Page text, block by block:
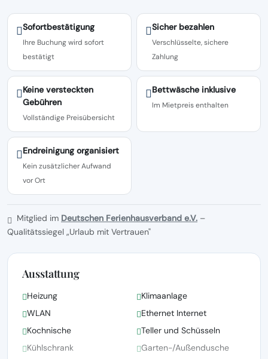
Sofortbestätigung
Ihre Buchung wird sofort
bestätigt
Sicher bezahlen
Verschlüsselte, sichere
Zahlung
Keine versteckten
Gebühren
Vollständige Preisübersicht
Bettwäsche inklusive
Im Mietpreis enthalten
Endreinigung organisiert
Kein zusätzlicher Aufwand
vor Ort
Mitglied im Deutschen Ferienhausverband e.V. –
Qualitätssiegel „Urlaub mit Vertrauen"
Ausstattung
Heizung
Klimaanlage
WLAN
Ethernet Internet
Kochnische
Teller und Schüsseln
Kühlschrank
Garten-/Außendusche